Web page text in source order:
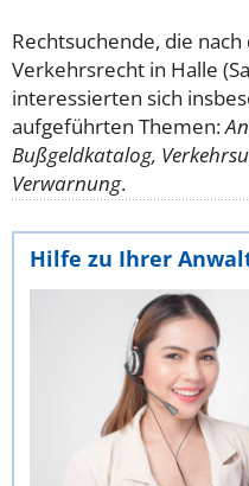
Rechtsuchende, die
Verkehrsrecht in Halle
interessierten sich
aufgeführten Themen:
Bußgeldkatalog,
Verwarnung.
Hilfe zu Ihrer